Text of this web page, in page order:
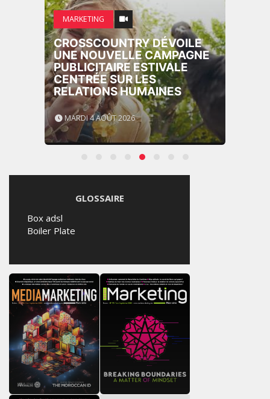
MARKETING
CROSSCOUNTRY DÉVOILE
UNE NOUVELLE CAMPAGNE
PUBLICITAIRE ESTIVALE
CENTRÉE SUR LES
RELATIONS HUMAINES
MARDI 4 AOÛT 2026
GLOSSAIRE
Box adsl
Boiler Plate